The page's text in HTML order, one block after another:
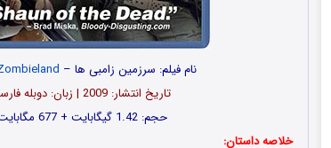
نام فیلم: سرزمین زامبی ها –
تاریخ انتشار: 2009 | زبان: دوبله فارسی + انگلیسی | مدت زمان: 01:27:42
حجم: 1.42 گیگابایت + 677 مگابایت | محصول آمریکا | امتیاز: 7.5 از 10
خلاصه داستان: